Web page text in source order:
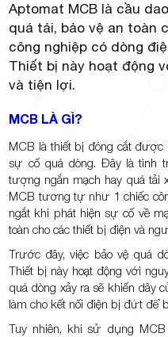
Aptomat MCB là cầu
quá tải, bảo vệ an toàn
công nghiệp có dòng
Thiết bị này hoạt động
và tiện lợi.
MCB LÀ GÌ?
MCB là thiết bị đóng cắt
sự cố quá dòng. Đây là tình
tượng ngắn mạch hay quá tải
MCB tương tự như 1 chiếc
ngắt khi phát hiện sự cố về
toàn cho các thiết bị điện và
Trước đây, việc bảo vệ quá
Thiết bị này hoạt động với
quá dòng xảy ra sẽ khiến dây
làm cho kết nối điện bị đứt để
Tuy nhiên, khi sử dụng